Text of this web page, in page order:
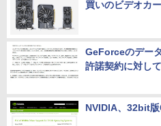
買いのビデオカ
GeForceのデー
許諾契約に対し
NVIDIA、32bit